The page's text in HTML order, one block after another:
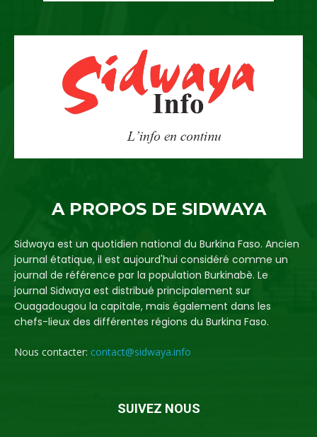
A PROPOS DE SIDWAYA
Sidwaya est un quotidien national du Burkina Faso. Ancien
journal étatique, il est aujourd'hui considéré comme un
journal de référence par la population Burkinabè. Le
journal Sidwaya est distribué principalement sur
Ouagadougou la capitale, mais également dans les
chefs-lieux des différentes régions du Burkina Faso.
Nous contacter: contact@sidwaya.info
SUIVEZ NOUS